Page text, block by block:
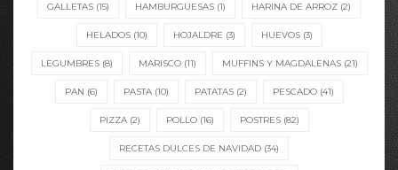
GALLETAS (15) HAMBURGUESAS (1) HARINA DE ARROZ (2)
HELADOS(10) HOJALDRE (3) HUEVOS(3)
LEGUMBRES(8) MARISCO(11) MUFFINS Y MAGDALENAS(21)
PAN (6) PASTA(10) PATATAS(2) PESCADO(41)
PIZZA(2) POLLO(16) POSTRES(82)
RECETAS DULCES DE NAVIDAD (34)